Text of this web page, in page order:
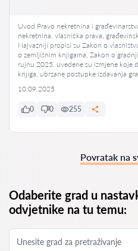
Uvod Pravo nekretnina i
nekretnina, vlasnička prava,
Najvažniji propisi su Zakon o
o zemljišnim knjigama, Zakon o
rujnu 2025. uvedene su izmjene koje
knjiga, ubrzane postupke izdavanja
10.09.2025
0 0 255
Povratak na
Odaberite grad u
odvjetnike na tu temu: